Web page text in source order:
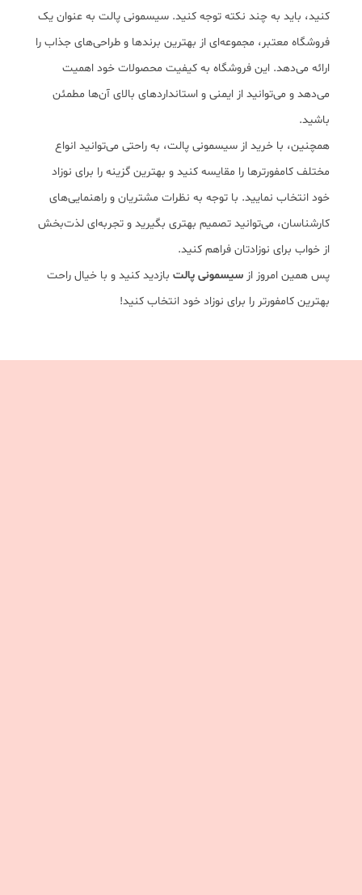
کنید، باید به چند نکته توجه کنید. سیسمونی پالت به عنوان یک
فروشگاه معتبر، مجموعه‌ای از بهترین برندها و طراحی‌های جذاب را
ارائه می‌دهد. این فروشگاه به کیفیت محصولات خود اهمیت
می‌دهد و می‌توانید از ایمنی و استانداردهای بالای آن‌ها مطمئن
باشید.
همچنین، با خرید از سیسمونی پالت، به راحتی می‌توانید انواع
مختلف کامفورترها را مقایسه کنید و بهترین گزینه را برای نوزاد
خود انتخاب نمایید. با توجه به نظرات مشتریان و راهنمایی‌های
کارشناسان، می‌توانید تصمیم بهتری بگیرید و تجربه‌ای لذت‌بخش
از خواب برای نوزادتان فراهم کنید.
پس همین امروز از سیسمونی پالت بازدید کنید و با خیال راحت
بهترین کامفورتر را برای نوزاد خود انتخاب کنید!